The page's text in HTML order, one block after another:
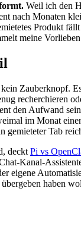
Weil ich den
nach Monaten
Produkt fällt
meine
Zauberknopf.
recherchieren
den Aufwand
im Monat
gemieteter Tab
deckt Pi vs
Kanal-
eigene
haben